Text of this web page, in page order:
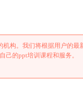
构。我们将根据用户的
己的ppt培训课程和服务。